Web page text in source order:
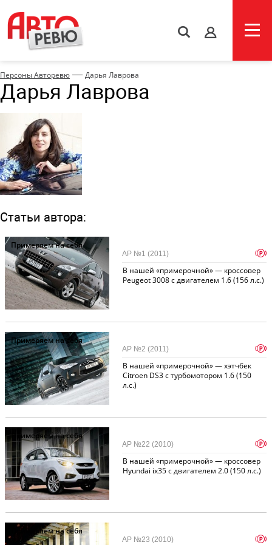
s
Персоны Авторевю — Дарья Лаврова
Дарья Лаврова
Статьи автора:
Примеряем на себя
В нашей «примерочной» — кроссовер
Peugeot 3008 с двигателем 1.6 (156 л.с.)
АР №1 (2011) p
Примеряем на себя
В нашей «примерочной» — хэтчбек
Citroen DS3 с турбомотором 1.6 (150
л.с.)
АР №2 (2011) p
Примеряем на себя
В нашей «примерочной» — кроссовер
Hyundai ix35 с двигателем 2.0 (150 л.с.)
АР №22 (2010) p
Примеряем на себя
АР №23 (2010) p